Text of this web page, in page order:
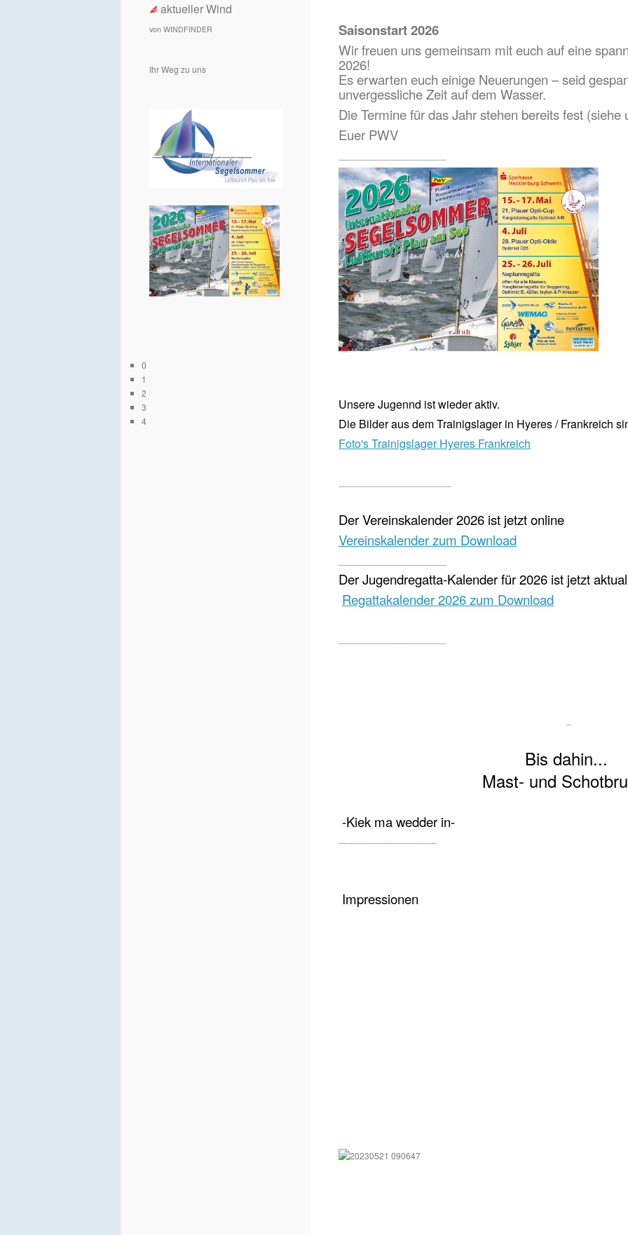
0
1
2
3
4
aktueller Wind
von WINDFINDER
Ihr Weg zu uns
Saisonstart 2026
Wir freuen uns gemeinsam mit euch auf eine
2026!
Es erwarten euch einige Neuerungen – seid
unvergessliche Zeit auf dem Wasser.
Die Termine für das Jahr stehen bereits fest (siehe
Euer PWV
Unsere Jugennd ist wieder aktiv.
Die Bilder aus dem Trainigslager in Hyeres / Frankreich
Foto's Trainigslager Hyeres Frankreich
Der Vereinskalender 2026 ist jetzt online
Vereinskalender zum Download
Der Jugendregatta-Kalender für 2026 ist jetzt
Regattakalender 2026 zum Download
Bis dahin...
Mast- und
-Kiek ma wedder in-
-----------------------------------
Impressionen